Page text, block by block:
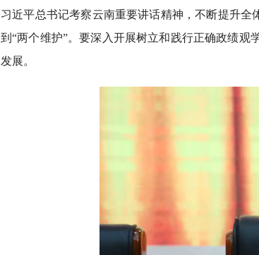
习近平总书记考察云南重要讲话精神，不断提升全
到“两个维护”。要深入开展树立和践行正确政绩
发展。